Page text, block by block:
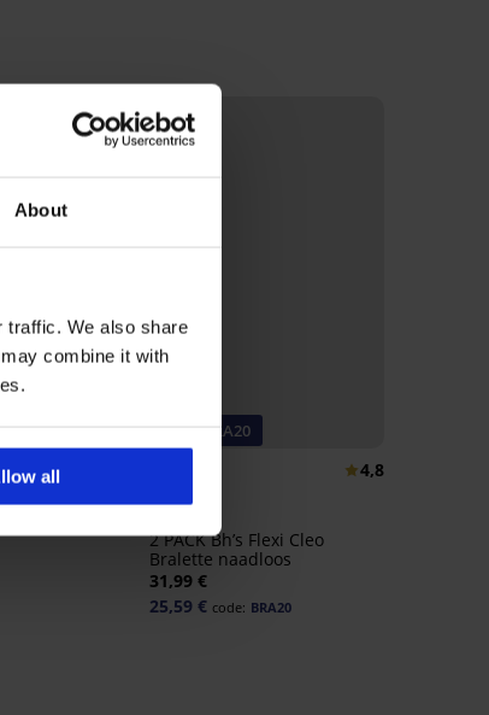
About
traffic. We also share
combine it with
all
Delicate Flower
-20% BRA20
4,8
2 PACK Bh’s Flexi Cleo
Bralette naadloos
31,99 €
25,59 € code: BRA20